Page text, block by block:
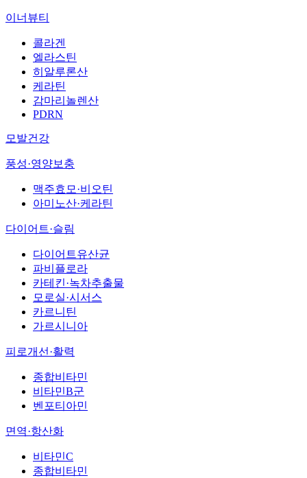
이너뷰티
콜라겐
엘라스틴
히알루론산
케라틴
감마리놀렌산
PDRN
모발건강
풍성·영양보충
맥주효모·비오틴
아미노산·케라틴
다이어트·슬림
다이어트유산균
파비플로라
카테킨·녹차추출물
모로실·시서스
카르니틴
가르시니아
피로개선·활력
종합비타민
비타민B군
벤포티아민
면역·항산화
비타민C
종합비타민